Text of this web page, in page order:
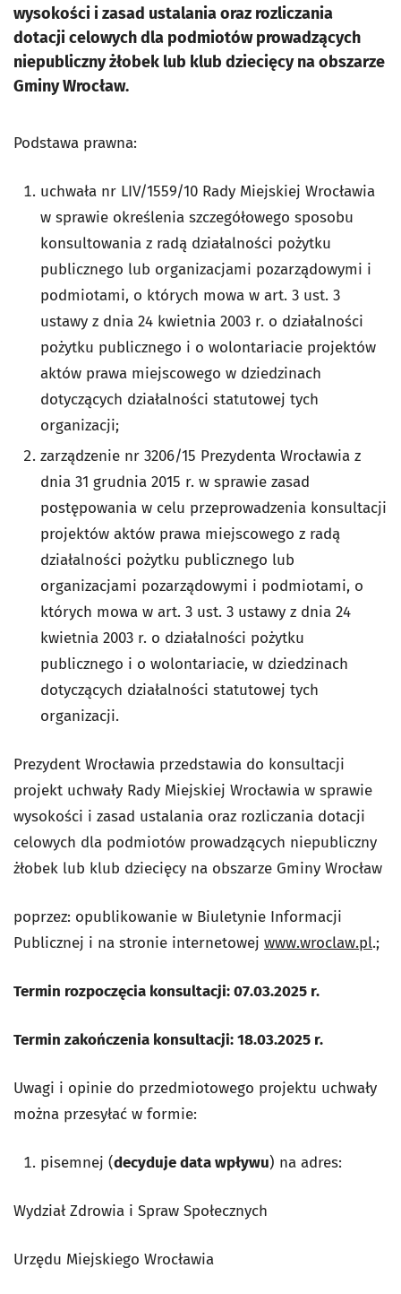
wysokości i zasad ustalania oraz rozliczania
dotacji celowych dla podmiotów prowadzących
niepubliczny żłobek lub klub dziecięcy na obszarze
Gminy Wrocław.
Podstawa prawna:
uchwała nr LIV/1559/10 Rady Miejskiej Wrocławia
w sprawie określenia szczegółowego sposobu
konsultowania z radą działalności pożytku
publicznego lub organizacjami pozarządowymi i
podmiotami, o których mowa w art. 3 ust. 3
ustawy z dnia 24 kwietnia 2003 r. o działalności
pożytku publicznego i o wolontariacie projektów
aktów prawa miejscowego w dziedzinach
dotyczących działalności statutowej tych
organizacji;
zarządzenie nr 3206/15 Prezydenta Wrocławia z
dnia 31 grudnia 2015 r. w sprawie zasad
postępowania w celu przeprowadzenia konsultacji
projektów aktów prawa miejscowego z radą
działalności pożytku publicznego lub
organizacjami pozarządowymi i podmiotami, o
których mowa w art. 3 ust. 3 ustawy z dnia 24
kwietnia 2003 r. o działalności pożytku
publicznego i o wolontariacie, w dziedzinach
dotyczących działalności statutowej tych
organizacji.
Prezydent Wrocławia przedstawia do konsultacji
projekt uchwały Rady Miejskiej Wrocławia w sprawie
wysokości i zasad ustalania oraz rozliczania dotacji
celowych dla podmiotów prowadzących niepubliczny
żłobek lub klub dziecięcy na obszarze Gminy Wrocław
poprzez: opublikowanie w Biuletynie Informacji
Publicznej i na stronie internetowej www.wroclaw.pl.;
Termin rozpoczęcia konsultacji: 07.03.2025 r.
Termin zakończenia konsultacji: 18.03.2025 r.
Uwagi i opinie do przedmiotowego projektu uchwały
można przesyłać w formie:
pisemnej (decyduje data wpływu) na adres:
Wydział Zdrowia i Spraw Społecznych
Urzędu Miejskiego Wrocławia